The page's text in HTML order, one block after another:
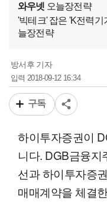
와우넷 오늘장전략
'빅테크' 잡은 'K전력기
늘장전략
방서후 기자
입력 2018-09-12 16:34
구독
하이투자증권이
니다. DGB금융지
선과 하이투자증
매매계약을 체결